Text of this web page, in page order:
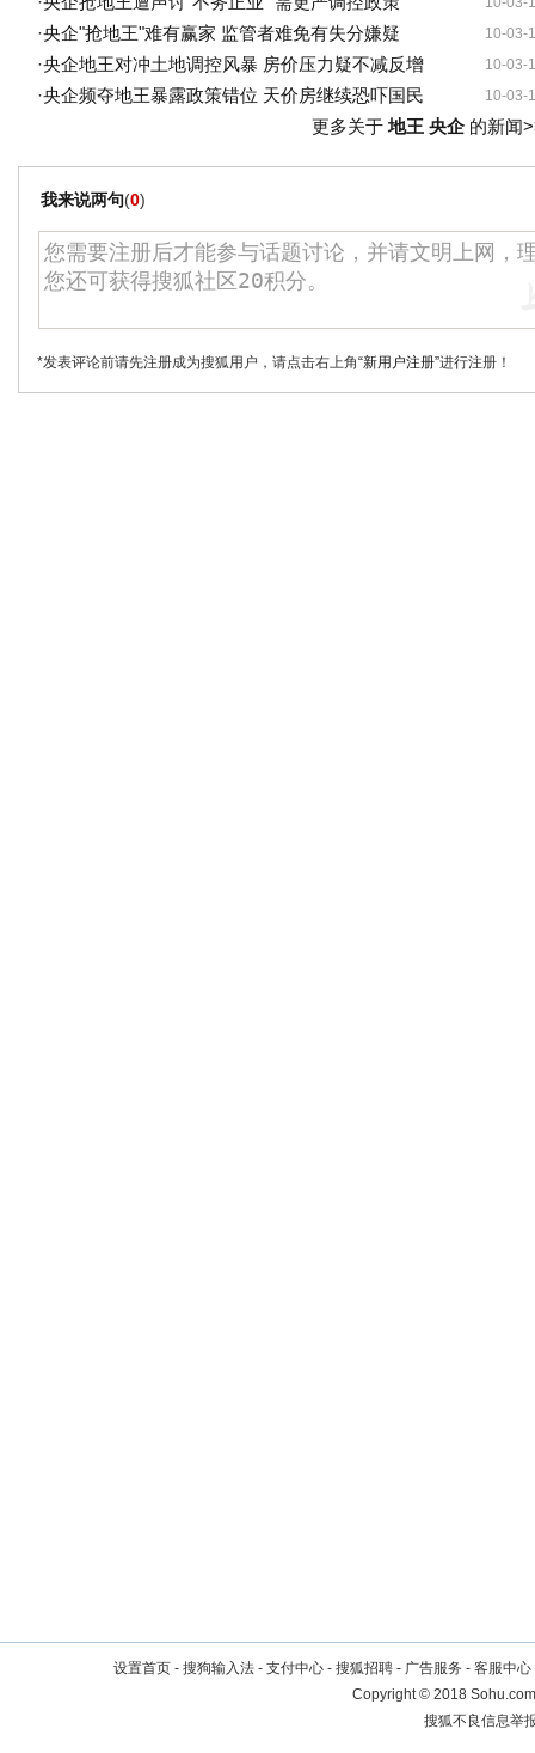
10-03-
·央企"抢地王"难有赢家 监管者难免有失分嫌疑
10-03-
·央企地王对冲土地调控风暴 房价压力疑不减反增
10-03-
·央企频夺地王暴露政策错位 天价房继续恐吓国民
更多关于地王 央企的新闻
我来说两句(0)
*发表评论前请先注册成为搜狐用户，请点击右上角“新用户注册”进行注册！
设置首页 - 搜狗输入法 - 支付中心 - 搜狐招聘 - 广告服务 - 客服中心
Copyright©2018
搜狐不良信息举